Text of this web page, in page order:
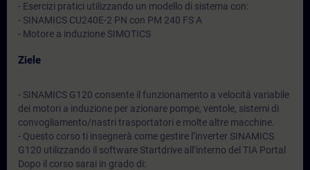
- Esercizi pratici utilizzando un modello di sistema con:
- SINAMICS CU240E-2 PN con PM 240 FS A
- Motore a induzione SIMOTICS
Ziele
- SINAMICS G120 consente il funzionamento a velocità variabile
dei motori a induzione per azionare pompe, ventole, sistemi di
convogliamento/nastri trasportatori e molte altre macchine.
- Questo corso ti insegnerà come gestire l’inverter SINAMICS
G120 utilizzando il software Startdrive all’interno del TIA Portal
Dopo il corso sarai in grado di: